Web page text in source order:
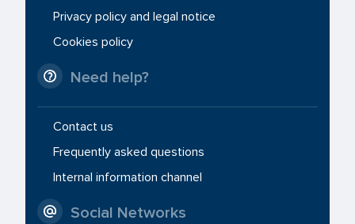
Privacy policy and legal notice
Cookies policy
Need help?
Contact us
Frequently asked questions
Internal information channel
Social Networks